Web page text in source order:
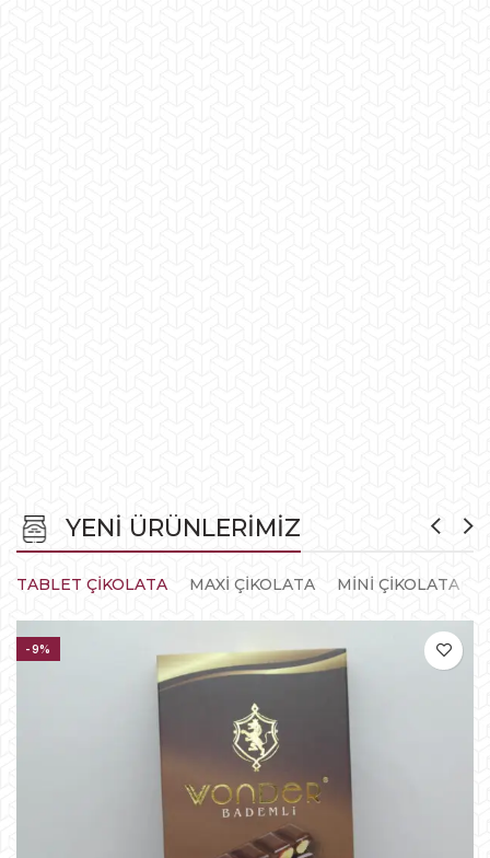
YENİ ÜRÜNLERİMİZ
TABLET ÇİKOLATA MAXİ ÇİKOLATA MİNİ ÇİKOLATA
-9%